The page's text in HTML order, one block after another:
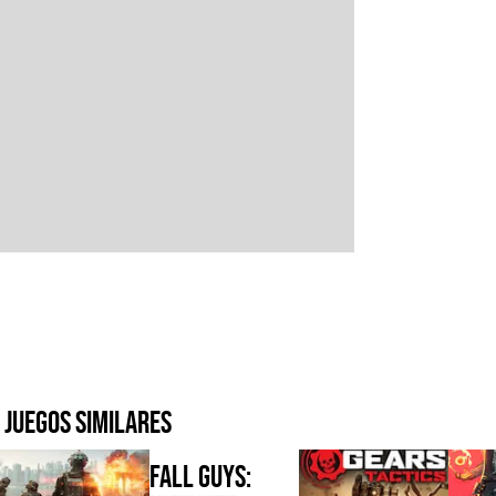
Juegos similares
Fall Guys: